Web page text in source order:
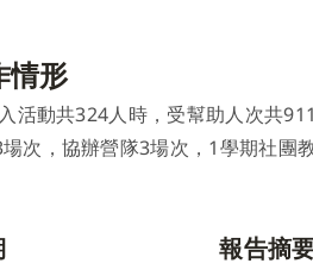
情形
活動共324人時，受幫助人次共
次，協辦營隊3場次，1學期社團教
報告摘